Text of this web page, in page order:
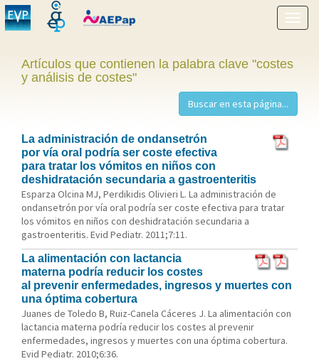
menú
Artículos que contienen la palabra clave "costes
y análisis de costes"
La administración de ondansetrón
por vía oral podría ser coste efectiva
para tratar los vómitos en niños con
deshidratación secundaria a gastroenteritis
Esparza Olcina MJ, Perdikidis Olivieri L. La administración de
ondansetrón por vía oral podría ser coste efectiva para tratar
los vómitos en niños con deshidratación secundaria a
gastroenteritis. Evid Pediatr. 2011;7:11.
La alimentación con lactancia
materna podría reducir los costes
al prevenir enfermedades, ingresos y muertes con
una óptima cobertura
Juanes de Toledo B, Ruiz-Canela Cáceres J. La alimentación con
lactancia materna podría reducir los costes al prevenir
enfermedades, ingresos y muertes con una óptima cobertura.
Evid Pediatr. 2010;6:36.